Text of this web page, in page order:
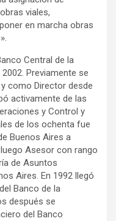
viales,
en marcha obras
Central de la
Previamente se
como Director desde
activamente de las
y Control y
de los ochenta fue
Buenos Aires a
Asesor con rango
de Asuntos
Aires. En 1992 llegó
Banco de la
después se
del Banco